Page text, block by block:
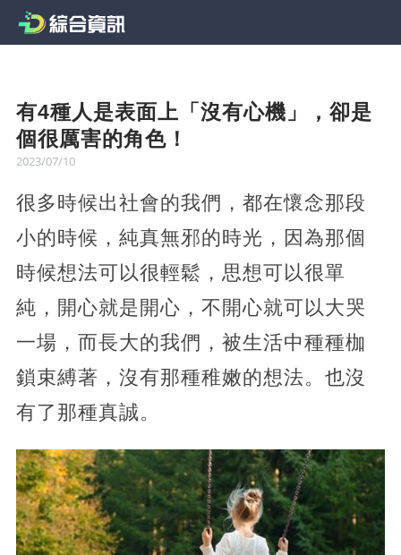
有4種人是表面上「沒有心機」，卻是
個很厲害的角色！
2023/07/10
很多時候出社會的我們，都在懷念那段
小的時候，純真無邪的時光，因為那個
時候想法可以很輕鬆，思想可以很單
純，開心就是開心，不開心就可以大哭
一場，而長大的我們，被生活中種種枷
鎖束縛著，沒有那種稚嫩的想法。也沒
有了那種真誠。